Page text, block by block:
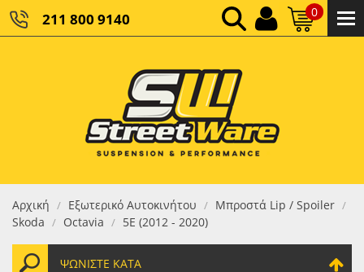
211 800 9140 0
ΚΑΘΑΡΌ ΣΎΝΟΛΟ:
ΤΕΛΙΚΌ ΣΎΝΟΛΟ:0,00 €
Αρχική / Εξωτερικό Αυτοκινήτου / Μπροστά Lip / Spoiler /
Skoda / Octavia / 5E (2012 - 2020)
ΨΩΝΊΣΤΕ ΚΑΤΆ